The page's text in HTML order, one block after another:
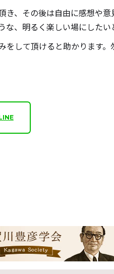
き、その後は自由に感想や
、明るく楽しい場にした
をして頂けると助かりま